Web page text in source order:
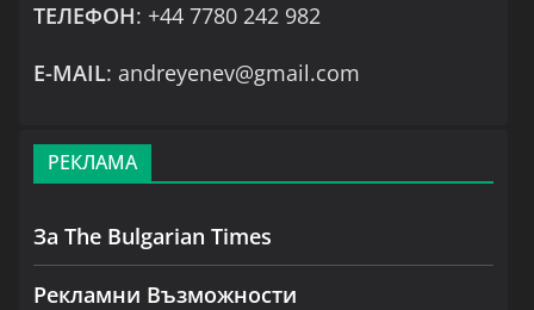
ТЕЛЕФОН: +44 7780 242 982
Е-MAIL: andreyenev@gmail.com
РЕКЛАМА
За The Bulgarian Times
Рекламни Възможности